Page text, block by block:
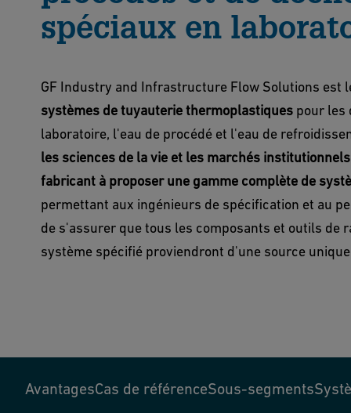
spéciaux en
GF Industry and Infrastructure Flow Solutions est
systèmes de tuyauterie thermoplastiques pour les
laboratoire, l'eau de procédé et l'eau de
les sciences de la vie et les marchés institutionnels
fabricant à proposer une gamme complète de
permettant aux ingénieurs de spécification et au
de s'assurer que tous les composants et outils de
système spécifié proviendront d'une source
AvantagesCas de référenceSous-segments